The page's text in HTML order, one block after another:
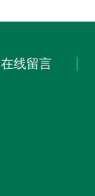
在线留言